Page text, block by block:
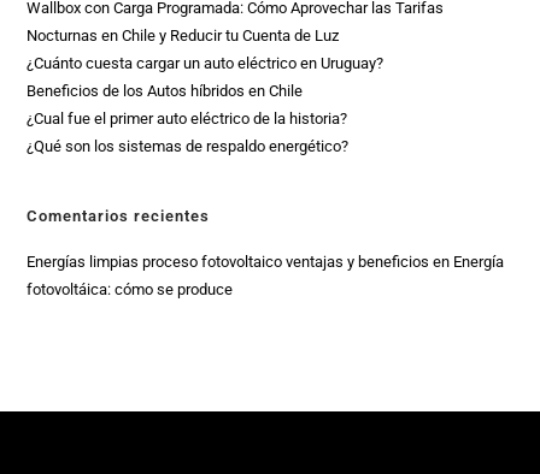
Wallbox con Carga Programada: Cómo Aprovechar las Tarifas
Nocturnas en Chile y Reducir tu Cuenta de Luz
¿Cuánto cuesta cargar un auto eléctrico en Uruguay?
Beneficios de los Autos híbridos en Chile
¿Cual fue el primer auto eléctrico de la historia?
¿Qué son los sistemas de respaldo energético?
Comentarios recientes
Energías limpias proceso fotovoltaico ventajas y beneficios en Energía
fotovoltáica: cómo se produce